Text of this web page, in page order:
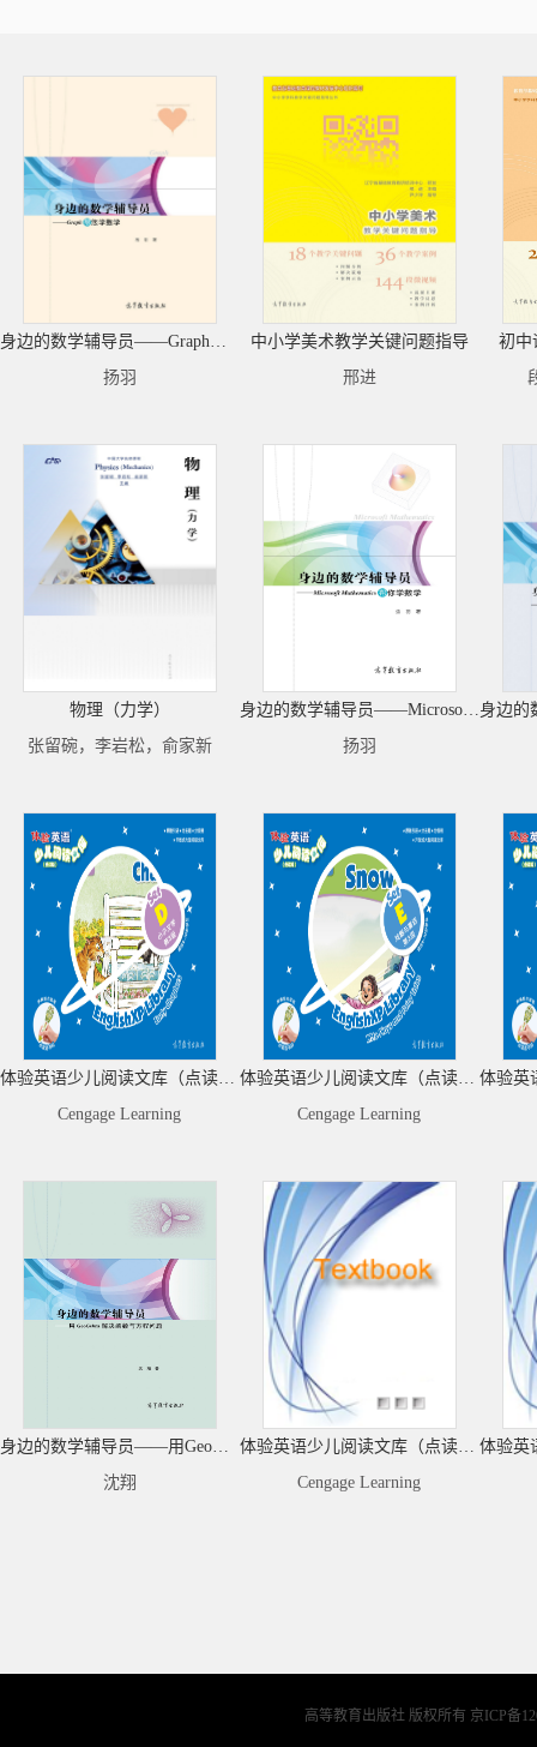
身边的数学辅导员——Graph帮您学数学
扬羽
中小学美术教学关键问题指导
邢进
初中
物理（力学）
张留碗，李岩松，俞家新
身边的数学辅导员——Microsoft Mathematics帮你学数学
扬羽
体验英语少儿阅读文库（点读版） Set D 小小文学（第3级）（适合8-10岁）（共10册，配套全新数字资源）
Cengage Learning
体验英语少儿阅读文库（点读版） Set E 戏剧与童话（第3级）（适合8-10岁）（共6册，配套全新数字资源）
Cengage Learning
身边的数学辅导员——用GeoGebra解决函数与方程问题
沈翔
体验英语少儿阅读文库（点读版）Set D 小小文学（第1级）（适合6-8岁）（共10册，配套全新数字资源，可点读）
Cengage Learning
高等教育出版社 版权所有 京ICP备